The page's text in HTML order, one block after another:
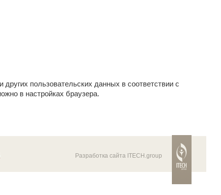
пользовательских данных в соответствии с
в настройках браузера.
Разработка сайта ITECH.group